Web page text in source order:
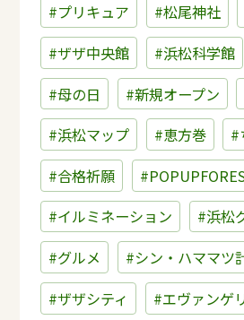
#プリキュア
#松尾神社
#ザザ中央館
#浜松科学館
#母の日
#新規オープン
#浜松マップ
#恵方巻
#
#合格祈願
#イルミネーション
#浜松
#グルメ
#シン・ハママツ
#ザザシティ
#エヴァンゲ